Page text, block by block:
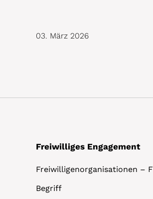
03. März 2026
Freiwilliges Engagement
Freiwilligenorganisationen –
Begriff